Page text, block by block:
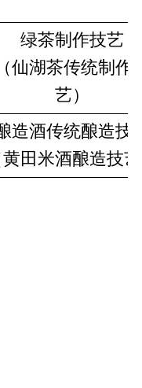
绿茶制作技艺
（仙湖茶传统制作
艺）
造酒传统酿造技
黄田米酒酿造技